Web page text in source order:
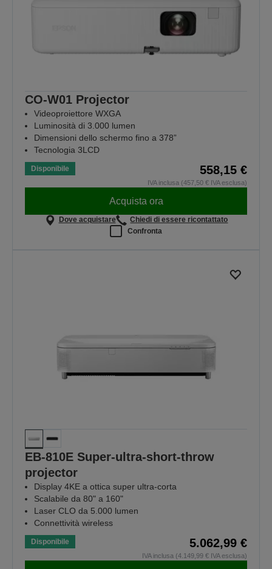
CO-W01 Projector
Videoproiettore WXGA
Luminosità di 3.000 lumen
Dimensioni dello schermo fino a 378”
Tecnologia 3LCD
Disponibile 558,15 €
IVA inclusa (457,50 € IVA esclusa)
Acquista ora
Dove acquistare
Chiedi di essere ricontattato
Confronta
EB-810E Super-ultra-short-throw
projector
Display 4KE a ottica super ultra-corta
Scalabile da 80" a 160"
Laser CLO da 5.000 lumen
Connettività wireless
Disponibile 5.062,99 €
IVA inclusa (4.149,99 € IVA esclusa)